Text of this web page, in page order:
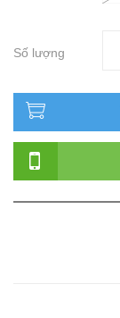
Số lượng